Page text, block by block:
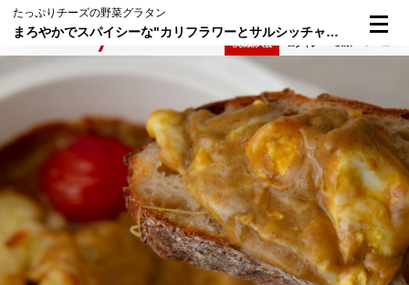
たっぷりチーズの野菜グラタン
まろやかでスパイシーな"カリフラワーとサルシッチャ、卵のカレーグラタン"